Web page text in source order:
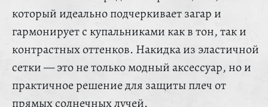
который идеально подчеркивает загар и
гармонирует с купальниками как в тон, так и
контрастных оттенков. Накидка из эластичной
сетки — это не только модный аксессуар, но и
практичное решение для защиты плеч от
прямых солнечных лучей.